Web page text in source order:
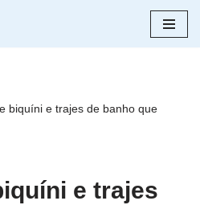
biquíni e trajes de banho que
e trajes